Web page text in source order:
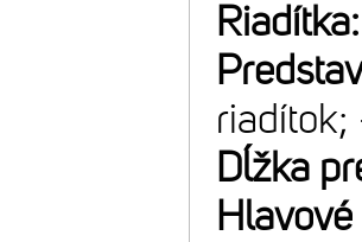
riadítok;
Dĺžka